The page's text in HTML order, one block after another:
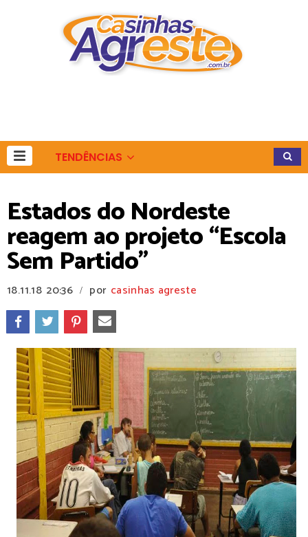
TENDÊNCIAS
Estados do Nordeste
reagem ao projeto “Escola
Sem Partido”
18.11.18 20:36 / por casinhas agreste